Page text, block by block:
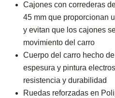
Cajones con correderas
45 mm que proporcionan
y evitan que los cajones
movimiento del carro
Cuerpo del carro hecho
espesura y pintura
resistencia y durabilidad
Ruedas reforzadas en